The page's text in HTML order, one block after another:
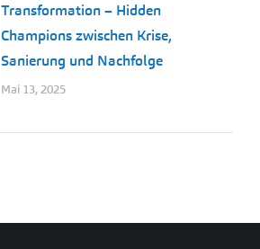
Transformation – Hidden
Champions zwischen Krise,
Sanierung und Nachfolge
Mai 13, 2025